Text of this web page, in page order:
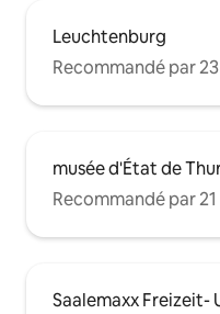
Leuchtenburg
Recommandé par
musée d'État de
Recommandé par
Saalemaxx Freizeit-